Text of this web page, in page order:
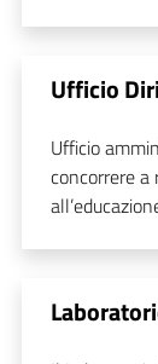
Ufficio
Ufficio
concorrere